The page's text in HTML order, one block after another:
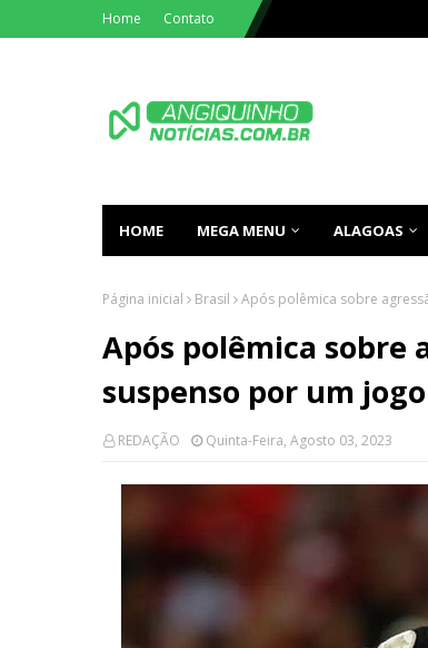
Home Contato
HOME MEGA MENU ALAGOAS
Página inicial Brasil Após polêmica sobre
Após polêmica sobre
suspenso por um
REDAÇÃO Quinta-Feira, Agosto 03, 2023